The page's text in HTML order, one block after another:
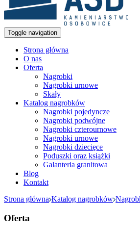
Toggle navigation
Strona główna
O nas
Oferta
Nagrobki
Nagrobki urnowe
Skały
Katalog nagrobków
Nagrobki pojedyncze
Nagrobki podwójne
Nagrobki czterournowe
Nagrobki urnowe
Nagrobki dziecięce
Poduszki oraz książki
Galanteria granitowa
Blog
Kontakt
Strona główna Katalog nagrobków
Oferta